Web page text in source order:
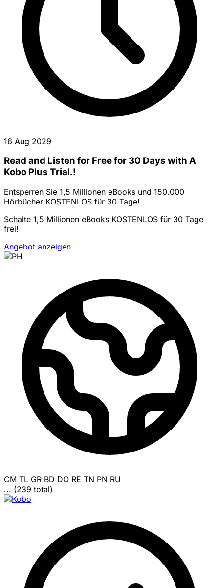
16 Aug 2029
Read and Listen for Free for 30 Days with A
Kobo Plus Trial.!
Entsperren Sie 1,5 Millionen eBooks und 150.000
Hörbücher KOSTENLOS für 30 Tage!
Schalte 1,5 Millionen eBooks KOSTENLOS für 30 Tage
frei!
Angebot anzeigen
CM TL GR BD DO RE TN PN RU
... (239 total)